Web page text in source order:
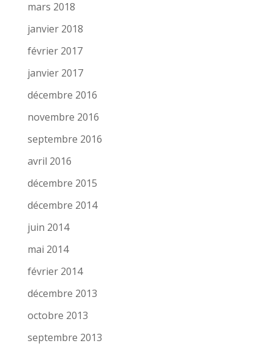
mars 2018
janvier 2018
février 2017
janvier 2017
décembre 2016
novembre 2016
septembre 2016
avril 2016
décembre 2015
décembre 2014
juin 2014
mai 2014
février 2014
décembre 2013
octobre 2013
septembre 2013